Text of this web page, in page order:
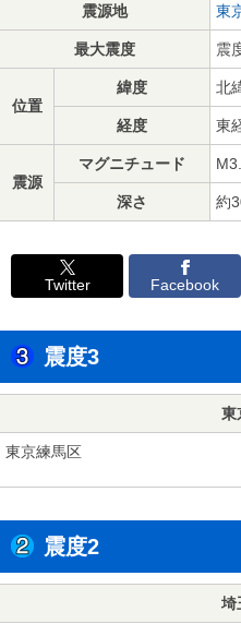
震源地 東
最大震度 震
位置
緯度 北
経度 東
震源
マグニチュード
深さ 約
Twitter Facebook
震度3
東
東京練馬区
震度2
埼